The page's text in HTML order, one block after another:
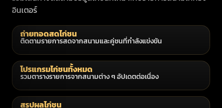
อินเตอร์
ถ่ายทอดสดไก่ชน
ติดตามรายการสดจากสนามและคู่ชนที่กำลังแข่งขัน
โปรแกรมไก่ชนทั้งหมด
รวมตารางรายการจากสนามต่าง ๆ อัปเดตต่อเนื่อง
สรุปผลไก่ชน